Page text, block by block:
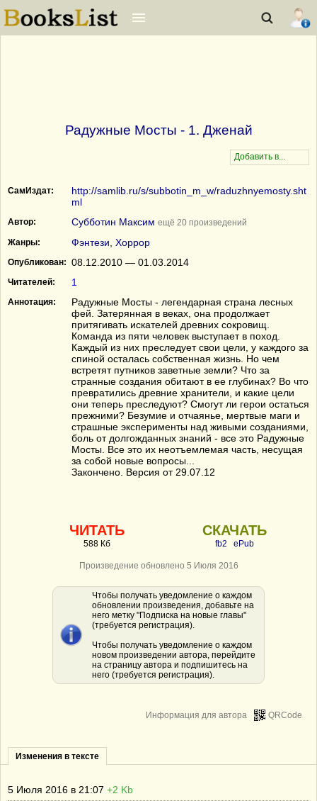
Радужные Мосты - 1. Дженай
СамИздат:
http://samlib.ru/s/subbotin_m_w/raduzhnyemosty.sht
ml
Автор: Субботин Максим ещё 20 произведений
Жанры:
Фэнтези Хоррор
Опубликован: 08.12.2010 — 01.03.2014
Читателей: 1
Аннотация:
Радужные Мосты - легендарная страна лесных
фей. Затерянная в веках, она продолжает
притягивать искателей древних сокровищ.
Команда из пяти человек выступает в поход.
Каждый из них преследует свои цели, у каждого за
спиной осталась собственная жизнь. Но чем
встретят путников заветные земли? Что за
странные создания обитают в ее глубинах? Во что
превратились древние хранители, и какие цели
они теперь преследуют? Смогут ли герои остаться
прежними? Безумие и отчаянье, мертвые маги и
страшные эксперименты над живыми созданиями,
боль от долгожданных знаний - все это Радужные
Мосты. Все это их неотъемлемая часть, несущая
за собой новые вопросы...
Закончено. Версия от 29.07.12
ЧИТАТЬ
588 Кб
СКАЧАТЬ
fb2 ePub
Произведение обновлено 5 Июля 2016
Чтобы получать уведомление о каждом
обновлении произведения, добавьте на
него метку "Подписка на новые главы"
(требуется регистрация).
Чтобы получать уведомление о каждом
новом произведении автора, перейдите
на страницу автора и подпишитесь на
него (требуется регистрация).
QRCode
Информация для автора
Изменения в тексте
5 Июля 2016 в 21:07 +2 Kb